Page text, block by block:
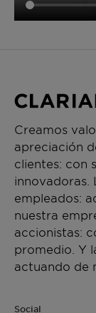
Creamos
apreciación
clientes: con
innovadoras.
empleados:
nuestra
accionistas:
promedio. Y
actuando de
Social